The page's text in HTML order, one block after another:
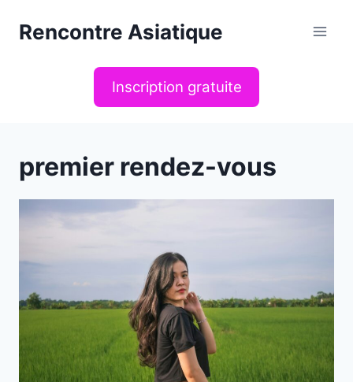
Rencontre Asiatique
Inscription gratuite
premier rendez-vous